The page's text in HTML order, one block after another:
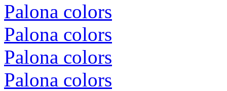
Palona colors
Palona colors
Palona colors
Palona colors